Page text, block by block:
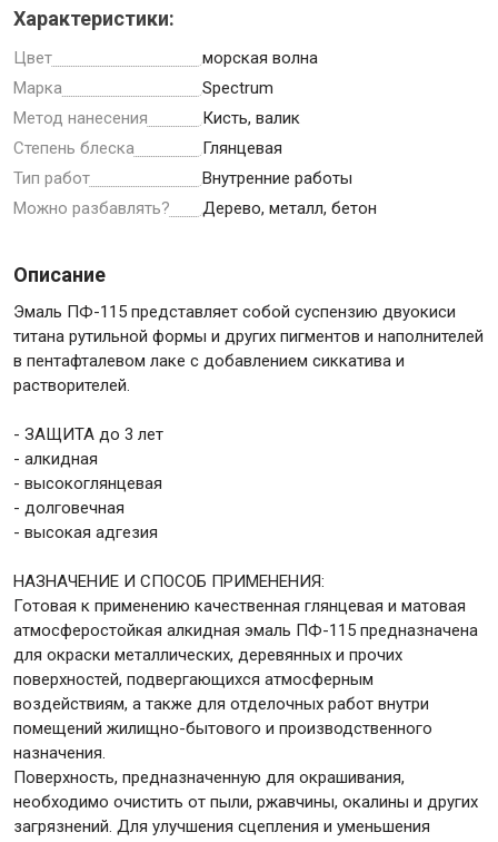
Характеристики:
Цвет
морская волна
Марка
Spectrum
Метод нанесения
Кисть, валик
Степень блеска
Глянцевая
Тип работ
Внутренние работы
Можно разбавлять?
Дерево, металл, бетон
Описание
Эмаль ПФ-115 представляет собой суспензию двуокиси
титана рутильной формы и других пигментов и наполнителей
в пентафталевом лаке с добавлением сиккатива и
растворителей.
- ЗАЩИТА до 3 лет
- алкидная
- высокоглянцевая
- долговечная
- высокая адгезия
НАЗНАЧЕНИЕ И СПОСОБ ПРИМЕНЕНИЯ:
Готовая к применению качественная глянцевая и матовая
атмосферостойкая алкидная эмаль ПФ-115 предназначена
для окраски металлических, деревянных и прочих
поверхностей, подвергающихся атмосферным
воздействиям, а также для отделочных работ внутри
помещений жилищно-бытового и производственного
назначения.
Поверхность, предназначенную для окрашивания,
необходимо очистить от пыли, ржавчины, окалины и других
загрязнений. Для улучшения сцепления и уменьшения
Малярный инструмент
Специализированный инструмент
Пистолеты для ремонта
Инструмент для штукатурно-отделочных работ
Анкеры
Монтажные ленты
Канаты, шнуры
Всё для дома и сада
Товары для бани и сауны
Оборудование для клининга и уборки